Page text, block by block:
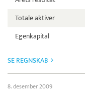
Totale aktiver
Egenkapital
SE REGNSKAB
8. desember 2009